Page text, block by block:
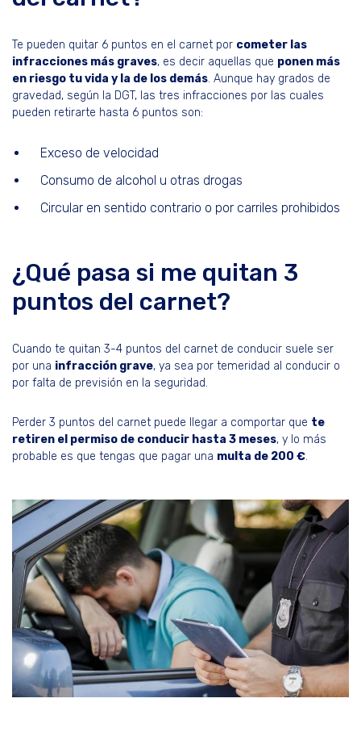
Te pueden quitar 6 puntos en el carnet por cometer las
infracciones más graves, es decir aquellas que ponen más
en riesgo tu vida y la de los demás. Aunque hay grados de
gravedad, según la DGT, las tres infracciones por las cuales
pueden retirarte hasta 6 puntos son:
Exceso de velocidad
Consumo de alcohol u otras drogas
Circular en sentido contrario o por carriles prohibidos
¿Qué pasa si me quitan 3
puntos del carnet?
Cuando te quitan 3-4 puntos del carnet de conducir suele ser
por una infracción grave, ya sea por temeridad al conducir o
por falta de previsión en la seguridad.
Perder 3 puntos del carnet puede llegar a comportar que te
retiren el permiso de conducir hasta 3 meses, y lo más
probable es que tengas que pagar una multa de 200 €.